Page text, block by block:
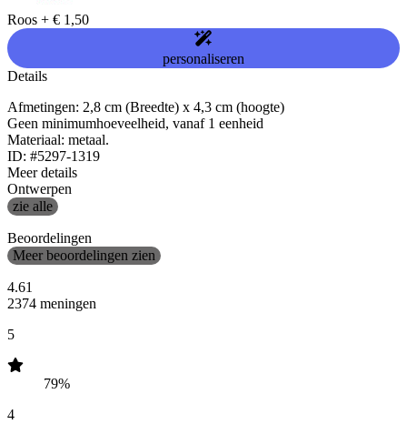
Roos + € 1,50
personaliseren
Details
Afmetingen: 2,8 cm (Breedte) x 4,3 cm (hoogte)
Geen minimumhoeveelheid, vanaf 1 eenheid
Materiaal: metaal.
ID: #5297-1319
Meer details
Ontwerpen
zie alle
Beoordelingen
Meer beoordelingen zien
4.61
2374 meningen
5
79%
4